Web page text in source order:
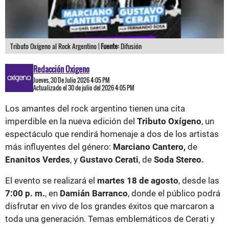
Tributo Oxígeno al Rock Argentino |Fuente:Difusión
Redacción Oxigeno
Jueves, 30 De Julio 2026 4:05 PM
Actualizado el 30 de julio del 2026 4:05 PM
Los amantes del rock argentino tienen una cita
imperdible en la nueva edición del Tributo Oxígeno, un
espectáculo que rendirá homenaje a dos de los artistas
más influyentes del género: Marciano Cantero, de
Enanitos Verdes, y Gustavo Cerati, de Soda Stereo.
El evento se realizará el martes 18 de agosto, desde las
7:00 p. m., en Damián Barranco, donde el público podrá
disfrutar en vivo de los grandes éxitos que marcaron a
toda una generación. Temas emblemáticos de Cerati y